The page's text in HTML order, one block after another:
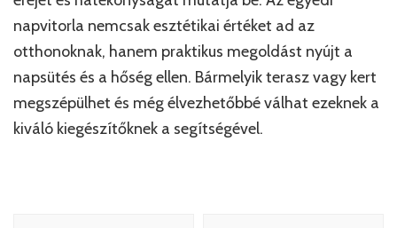
napvitorla nemcsak esztétikai értéket ad az
otthonoknak, hanem praktikus megoldást nyújt a
napsütés és a hőség ellen. Bármelyik terasz vagy kert
megszépülhet és még élvezhetőbbé válhat ezeknek a
kiváló kiegészítőknek a segítségével.